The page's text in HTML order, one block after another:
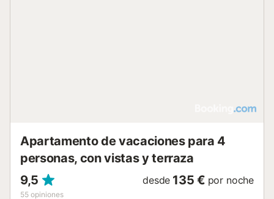
Apartamento de vacaciones para 4
personas, con vistas y terraza
9,5
55 opiniones
desde 135 € por noche